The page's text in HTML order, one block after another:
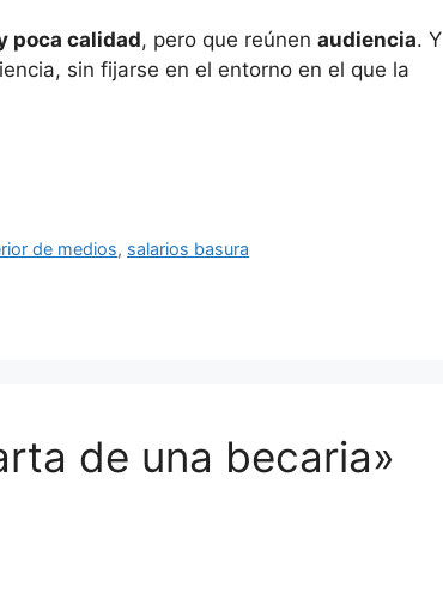
poca calidad, pero que reúnen audiencia. Y
sin fijarse en el entorno en el que la
de medios, salarios basura
de una becaria»